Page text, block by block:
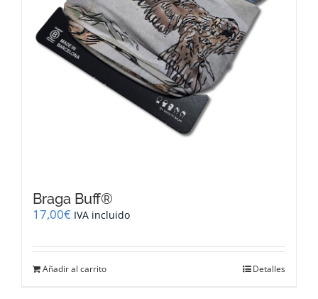
Braga Buff®
17,00€ IVA incluido
Añadir al carrito Detalles